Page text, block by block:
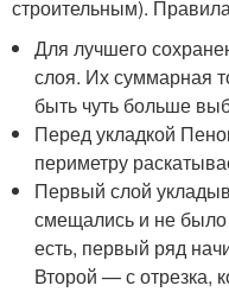
строительным).
Для лучшего
слоя. Их суммарная
быть чуть больше
Перед укладкой
периметру
Первый слой
смещались и не было
есть, первый ряд
Второй — с отрезка,